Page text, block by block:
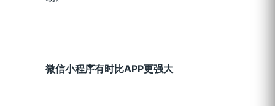
微信小程序有时比APP更强大